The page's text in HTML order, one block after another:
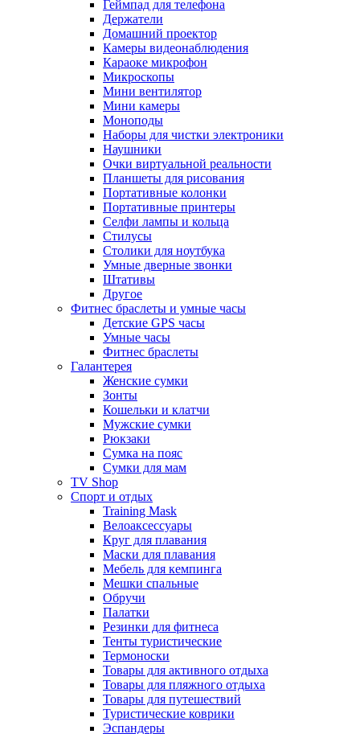
Геймпад для телефона
Держатели
Домашний проектор
Камеры видеонаблюдения
Караоке микрофон
Микроскопы
Мини вентилятор
Мини камеры
Моноподы
Наборы для чистки электроники
Наушники
Очки виртуальной реальности
Планшеты для рисования
Портативные колонки
Портативные принтеры
Селфи лампы и кольца
Стилусы
Столики для ноутбука
Умные дверные звонки
Штативы
Другое
Фитнес браслеты и умные часы
Детские GPS часы
Умные часы
Фитнес браслеты
Галантерея
Женские сумки
Зонты
Кошельки и клатчи
Мужские сумки
Рюкзаки
Сумка на пояс
Сумки для мам
TV Shop
Спорт и отдых
Training Mask
Велоаксессуары
Круг для плавания
Маски для плавания
Мебель для кемпинга
Мешки спальные
Обручи
Палатки
Резинки для фитнеса
Тенты туристические
Термоноски
Товары для активного отдыха
Товары для пляжного отдыха
Товары для путешествий
Туристические коврики
Эспандеры